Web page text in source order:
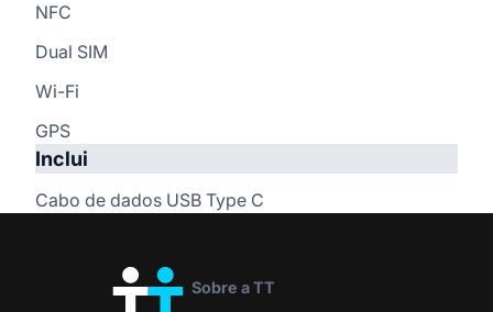
NFC
Dual SIM
Wi-Fi
GPS
Inclui
Cabo de dados USB Type C
Sistema operativo
Sobre a TT